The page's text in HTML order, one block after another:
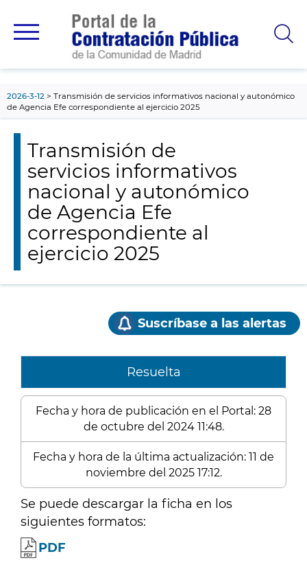
principal
2026-3-12
Transmisión de servicios informativos nacional y autonómico
de Agencia Efe correspondiente al ejercicio 2025
Transmisión de
servicios informativos
nacional y autonómico
de Agencia Efe
correspondiente al
ejercicio 2025
Suscríbase a las alertas
Resuelta
Fecha y hora de publicación en el Portal: 28
de octubre del 2024 11:48.
Fecha y hora de la última actualización: 11 de
noviembre del 2025 17:12.
Se puede descargar la ficha en los
siguientes formatos:
PDF